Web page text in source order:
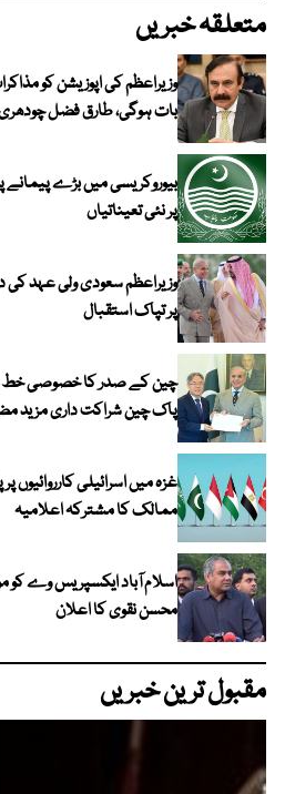
متعلقہ خبریں
وزیراعظم کی اپوزیشن کو
بات ہوگی، طارق فضل
بیوروکریسی میں بڑے پیمانے
پر نئی تعیناتیاں
وزیراعظم سعودی ولی عہد
پر تپاک استقبال
چین کے صدر کا خصوصی خط
پاک چین شراکت داری مزید
ممالک کا مشترکہ اعلامیہ
اسلام آباد ایکسپریس وے کو
محسن نقوی کا اعلان
مقبول ترین خبریں